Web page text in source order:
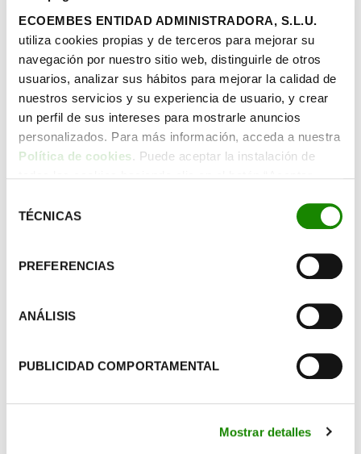
ECOEMBES ENTIDAD ADMINISTRADORA, S.L.U.
utiliza cookies propias y de terceros para mejorar su
navegación por nuestro sitio web, distinguirle de otros
usuarios, analizar sus hábitos para mejorar la calidad de
nuestros servicios y su experiencia de usuario, y crear
un perfil de sus intereses para mostrarle anuncios
personalizados. Para más información, acceda a nuestra
Política de cookies. Puede aceptar la instalación de
botón “Configurar cookies”, o rechazar su instalación,
TÉCNICAS
PREFERENCIAS
ANÁLISIS
PUBLICIDAD COMPORTAMENTAL
Mostrar detalles
envases con un
equipo experto,
servicios
personalizados y
herramientas únicas
impulsadas por
TheCircularLab,
economía circular
Ver los servicios